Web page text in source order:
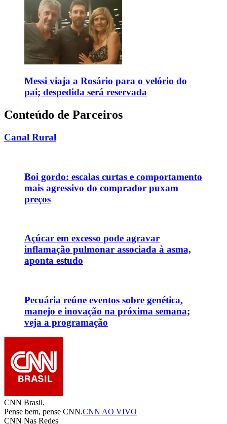
Messi viaja a Rosário para o velório do
pai; despedida será reservada
Conteúdo de Parceiros
Canal Rural
Boi gordo: escalas curtas e comportamento
mais agressivo do comprador puxam
preços
Açúcar em excesso pode agravar
inflamação pulmonar associada à asma,
aponta estudo
Pecuária reúne eventos sobre genética,
manejo e inovação na próxima semana;
veja a programação
CNN Brasil.
Pense bem, pense CNN.CNN AO VIVO
CNN Nas Redes